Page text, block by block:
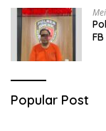
Popular Post